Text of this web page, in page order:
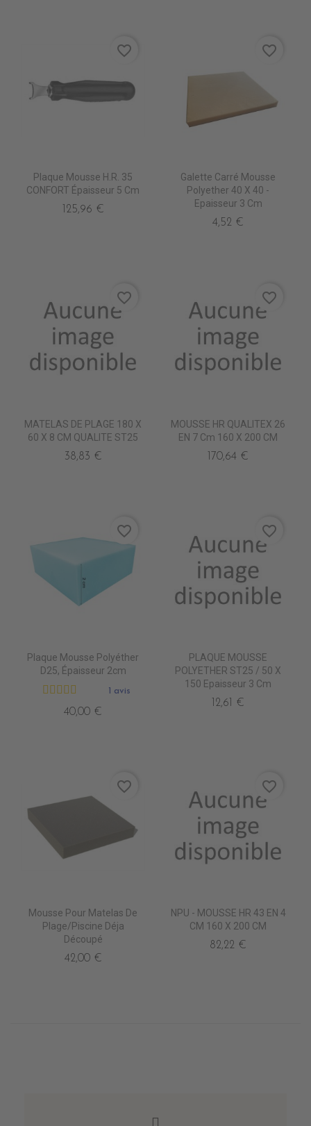
Plaque Mousse H.R. 35
CONFORT Épaisseur 5 Cm
125,96 €
favorite_border
Galette Carré Mousse
Polyether 40 X 40 -
Epaisseur 3 Cm
4,52 €
favorite_border
MATELAS DE PLAGE 180 X
60 X 8 CM QUALITE ST25
38,83 €
favorite_border
MOUSSE HR QUALITEX 26
EN 7 Cm 160 X 200 CM
170,64 €
favorite_border
Plaque Mousse Polyéther
D25, Épaisseur 2cm
1 avis
40,00 €
favorite_border
PLAQUE MOUSSE
POLYETHER ST25 / 50 X
150 Epaisseur 3 Cm
12,61 €
favorite_border
Mousse Pour Matelas De
Plage/piscine Déja
Découpé
42,00 €
favorite_border
NPU - MOUSSE HR 43 EN 4
CM 160 X 200 CM
82,22 €
favorite_border